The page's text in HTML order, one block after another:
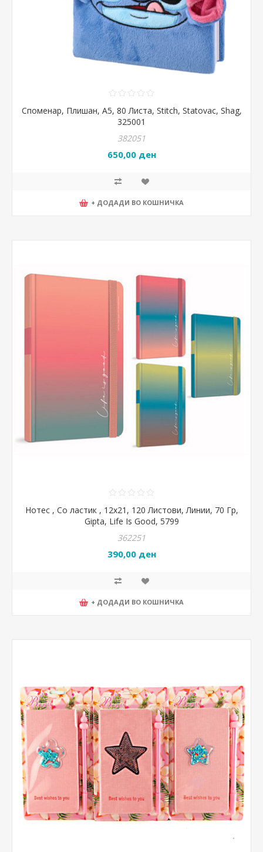
Споменар, Плишан, А5, 80 Листа, Stitch, Statovac, Shag,
325001
382051
650,00 ден
+ ДОДАДИ ВО КОШНИЧКА
Нотес , Со ластик , 12х21, 120 Листови, Линии, 70 Гр,
Gipta, Life Is Good, 5799
362251
390,00 ден
+ ДОДАДИ ВО КОШНИЧКА